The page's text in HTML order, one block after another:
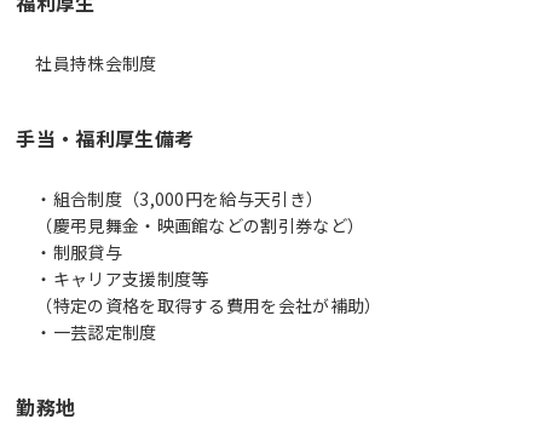
社員持株会制度
手当・福利厚生備考
・組合制度（3,000円を給与天引き）
（慶弔見舞金・映画館などの割引券など）
・制服貸与
・キャリア支援制度等
（特定の資格を取得する費用を会社が補助）
・一芸認定制度
勤務地